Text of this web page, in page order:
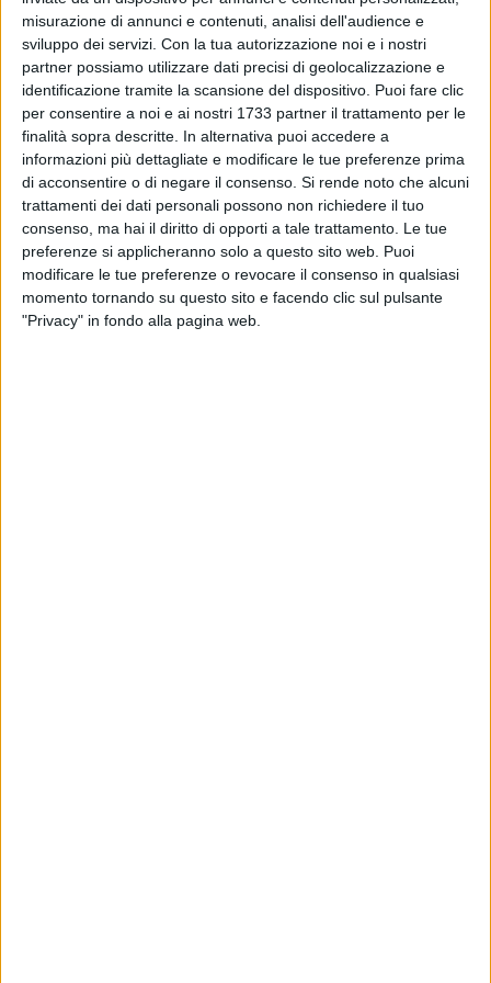
misurazione di annunci e contenuti, analisi dell'audience e
sviluppo dei servizi. Con la tua autorizzazione noi e i nostri
partner possiamo utilizzare dati precisi di geolocalizzazione e
identificazione tramite la scansione del dispositivo. Puoi fare clic
per consentire a noi e ai nostri 1733 partner il trattamento per le
finalità sopra descritte. In alternativa puoi accedere a
informazioni più dettagliate e modificare le tue preferenze prima
di acconsentire o di negare il consenso. Si rende noto che alcuni
trattamenti dei dati personali possono non richiedere il tuo
consenso, ma hai il diritto di opporti a tale trattamento. Le tue
preferenze si applicheranno solo a questo sito web. Puoi
modificare le tue preferenze o revocare il consenso in qualsiasi
momento tornando su questo sito e facendo clic sul pulsante
"Privacy" in fondo alla pagina web.
territoriale cittadina sta reggendo grazie alla professionalità
e all'efficienza degli operatori in campo - commenta
Francesca Bottalico-. Sono state tantissime, infatti, le
richieste giunte ai numeri utili, alle Unità di strada e al Pronto
intervento sociale, legate non solo ai problemi fisici causati
dalle alte temperature ma anche allo smarrimento di molti
anziani e persone fragili e con disabilità, che abbiamo
accolto e gestito. Una dimensione di disagio cui abbiamo
prestato particolare attenzione anche con l'attivazione del
sostegno psicologico in favore delle persone, specie anziane,
in maggiore difficoltà, e con l'organizzazione di attività
educative e aggregative presso i servizi territoriali che hanno
favorito la gestione dell'ansia e della solitudine che spesso